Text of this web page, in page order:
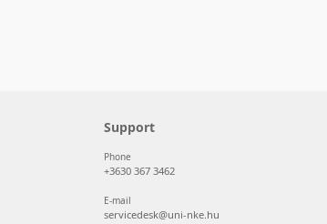
Support
Phone
+3630 367 3462
E-mail
servicedesk@uni-nke.hu